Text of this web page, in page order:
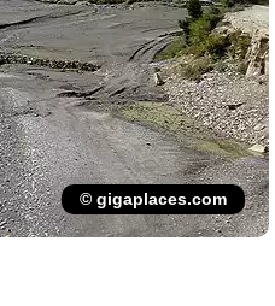
© gigaplaces.com